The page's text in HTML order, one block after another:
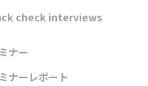
check interviews
ナー
ナーレポート